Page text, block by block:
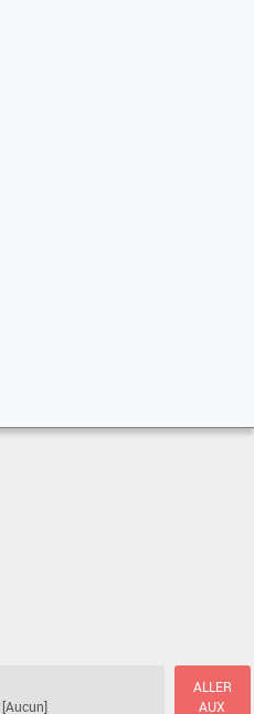
[Aucun]
ALLER
AUX